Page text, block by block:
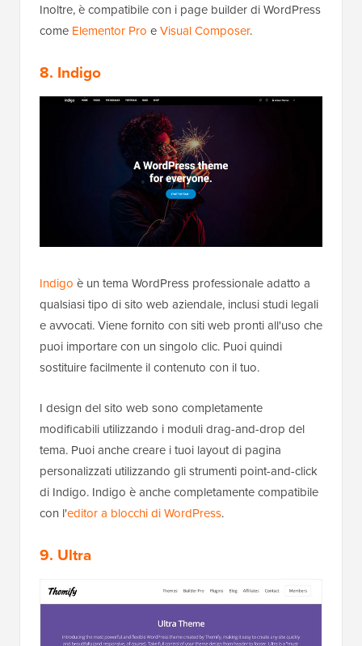
Inoltre, è compatibile con i page builder di WordPress
come Elementor Pro eVisual Composer.
8. Indigo
Indigo è un tema WordPress professionale adatto a
qualsiasi tipo di sito web aziendale, inclusi studi legali
e avvocati. Viene fornito con siti web pronti all'uso che
puoi importare con un singolo clic. Puoi quindi
sostituire facilmente il contenuto con il tuo.
I design del sito web sono completamente
modificabili utilizzando i moduli drag-and-drop del
tema. Puoi anche creare i tuoi layout di pagina
personalizzati utilizzando gli strumenti point-and-click
di Indigo. Indigo è anche completamente compatibile
con l'editor a blocchi di WordPress.
9. Ultra